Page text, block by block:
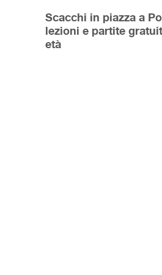
Scacchi in piazza a
lezioni e partite
età